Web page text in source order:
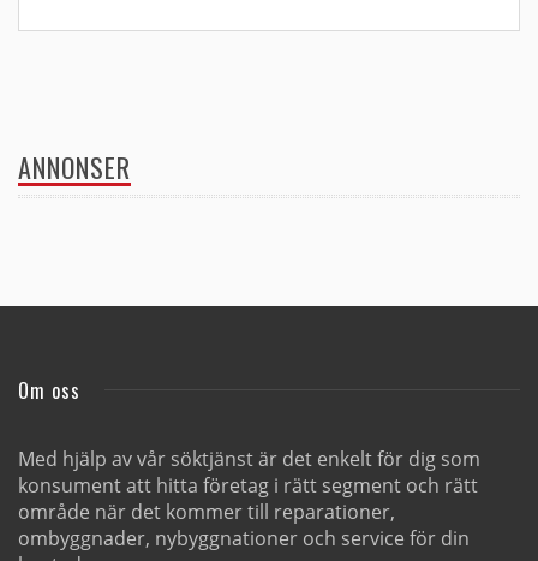
ANNONSER
Om oss
Med hjälp av vår söktjänst är det enkelt för dig som
konsument att hitta företag i rätt segment och rätt
område när det kommer till reparationer,
ombyggnader, nybyggnationer och service för din